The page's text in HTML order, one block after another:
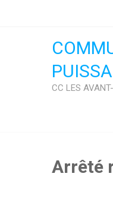
CC LES
Arrêté